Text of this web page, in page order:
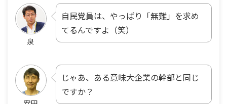
泉
自民党員は、やっぱり「無難」を求め
てるんですよ（笑）
じゃあ、ある意味大企業の幹部と同じ
ですか？